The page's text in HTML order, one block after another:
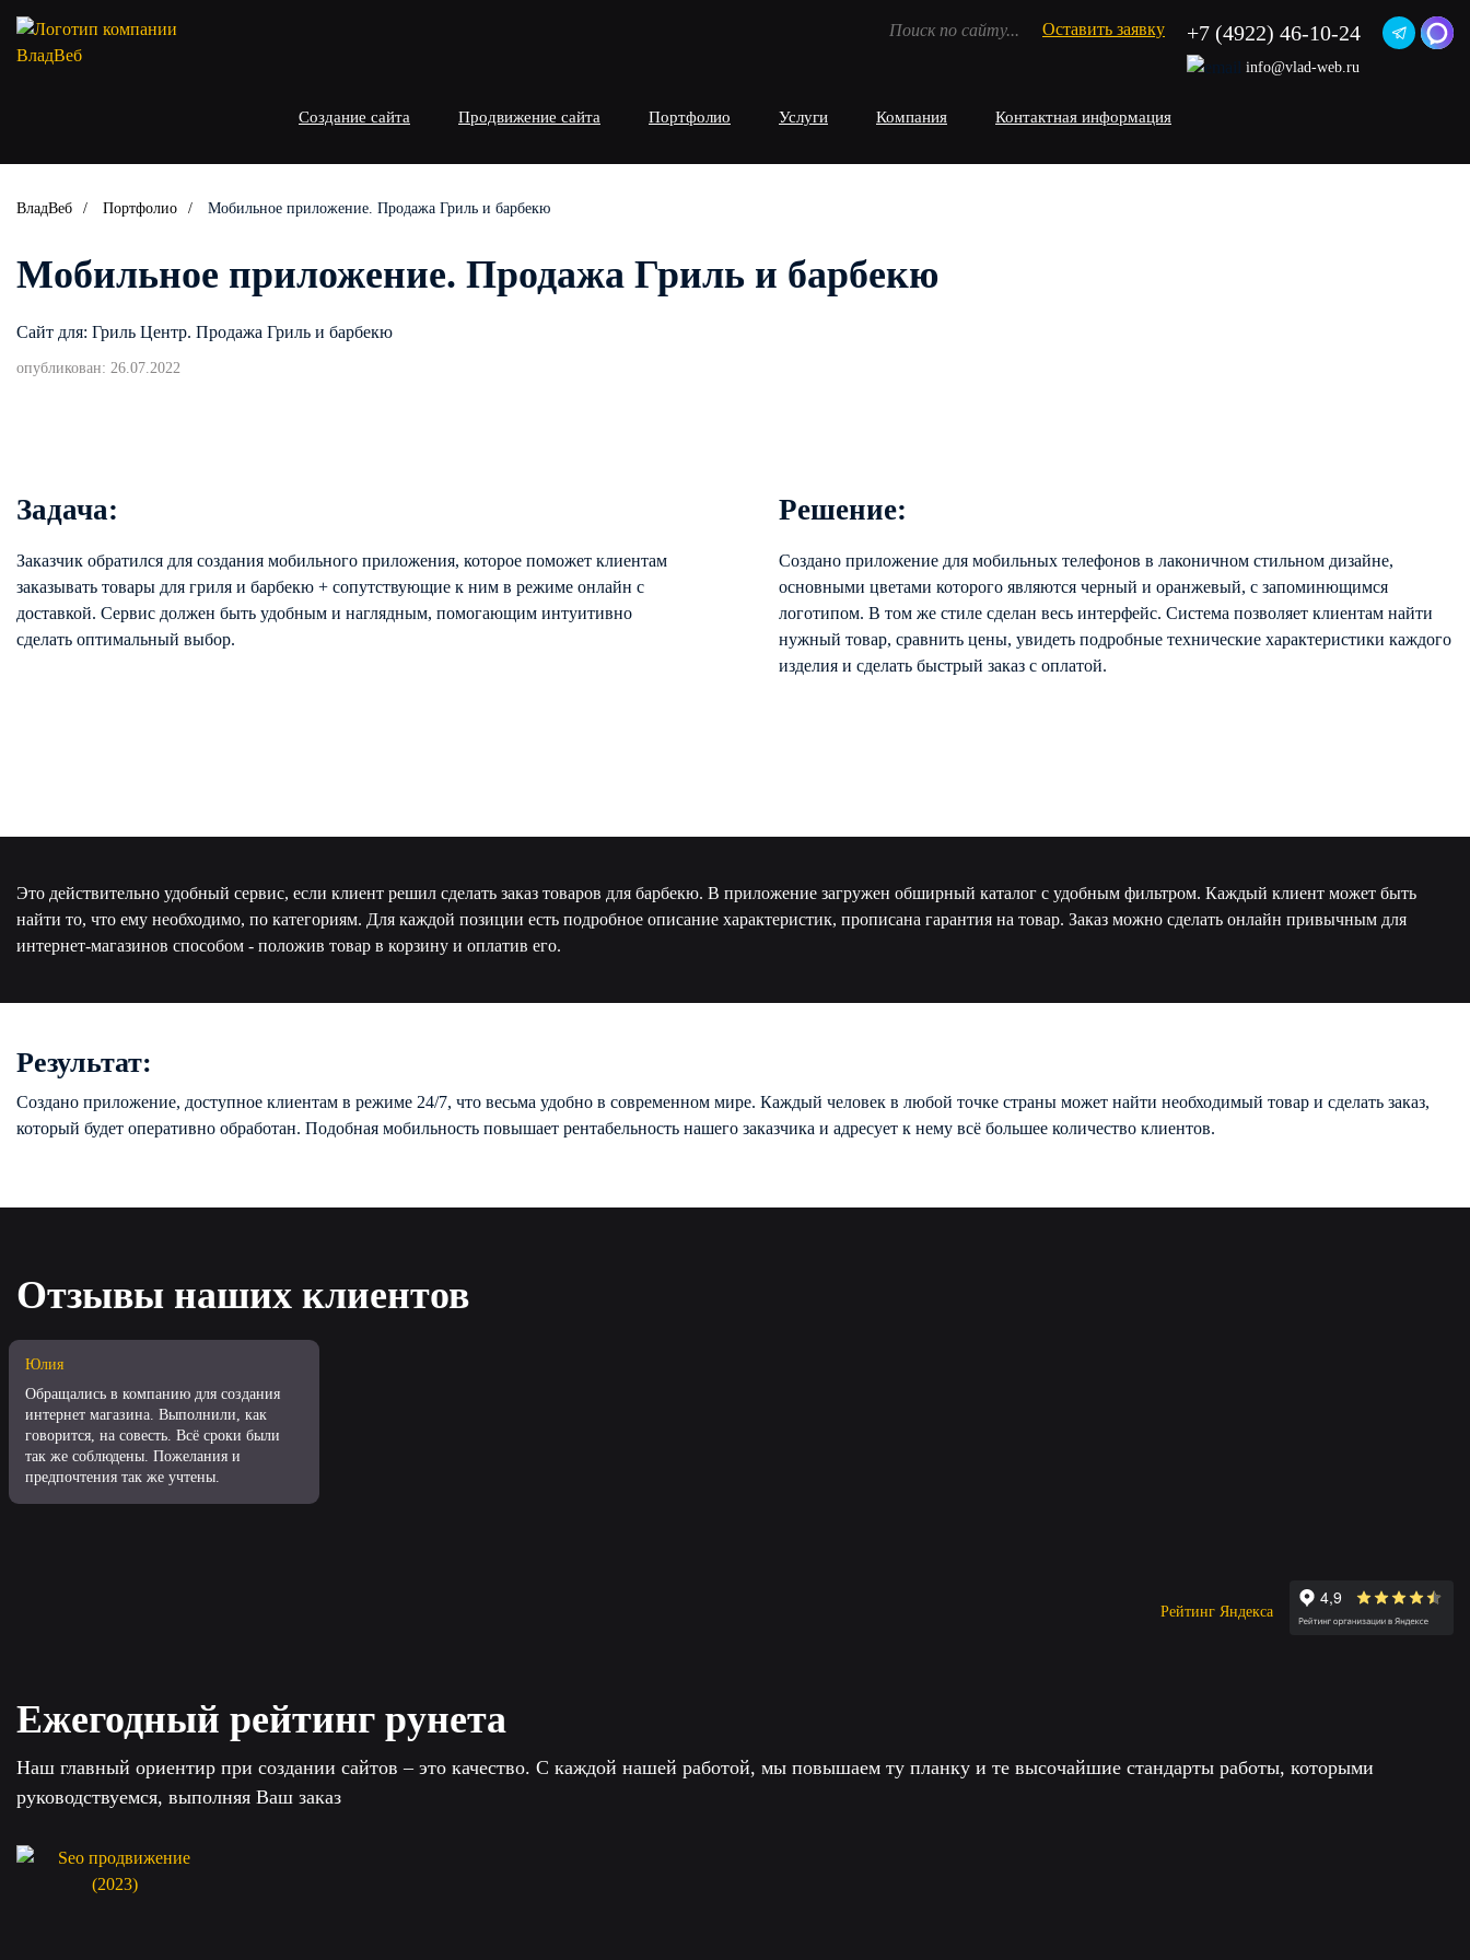
Оставить заявку +7 (4922) 46-10-24
info@vlad-web.ru
Создание сайта Продвижение сайта Портфолио Услуги Компания Контактная информация
ВладВеб Портфолио Мобильное приложение. Продажа Гриль и барбекю
Мобильное приложение. Продажа Гриль и барбекю
Сайт для: Гриль Центр. Продажа Гриль и барбекю
опубликован: 26.07.2022
Задача:
Заказчик обратился для создания мобильного приложения, которое поможет клиентам
заказывать товары для гриля и барбекю + сопутствующие к ним в режиме онлайн с
доставкой. Сервис должен быть удобным и наглядным, помогающим интуитивно
сделать оптимальный выбор.
Решение:
Создано приложение для мобильных телефонов в лаконичном стильном дизайне,
основными цветами которого являются черный и оранжевый, с запоминющимся
логотипом. В том же стиле сделан весь интерфейс. Система позволяет клиентам найти
нужный товар, сравнить цены, увидеть подробные технические характеристики каждого
изделия и сделать быстрый заказ с оплатой.
Это действительно удобный сервис, если клиент решил сделать заказ товаров для барбекю. В приложение загружен обширный каталог с удобным фильтром. Каждый клиент может быть
найти то, что ему необходимо, по категориям. Для каждой позиции есть подробное описание характеристик, прописана гарантия на товар. Заказ можно сделать онлайн привычным для
интернет-магазинов способом - положив товар в корзину и оплатив его.
Результат:
Создано приложение, доступное клиентам в режиме 24/7, что весьма удобно в современном мире. Каждый человек в любой точке страны может найти необходимый товар и сделать заказ,
который будет оперативно обработан. Подобная мобильность повышает рентабельность нашего заказчика и адресует к нему всё большее количество клиентов.
Отзывы наших клиентов
Юлия
Обращались в компанию для создания
интернет магазина. Выполнили, как
говорится, на совесть. Всё сроки были
так же соблюдены. Пожелания и
предпочтения так же учтены.
Рейтинг Яндекса
Ежегодный рейтинг рунета
Наш главный ориентир при создании сайтов – это качество. С каждой нашей работой, мы повышаем ту планку и те высочайшие стандарты работы, которыми
руководствуемся, выполняя Ваш заказ